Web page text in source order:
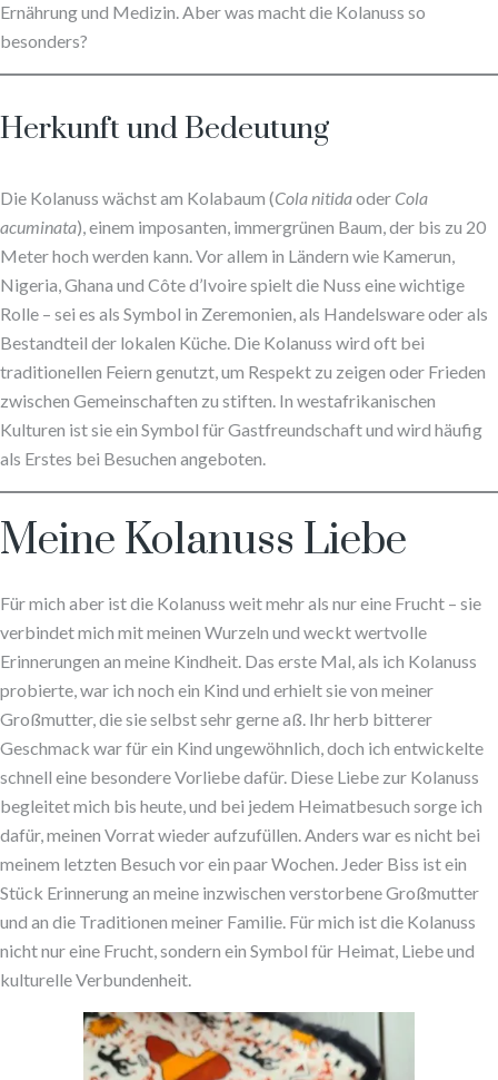
Ernährung und Medizin. Aber was macht die Kolanuss so
besonders?
Herkunft und Bedeutung
Die Kolanuss wächst am Kolabaum (Cola nitidaoder Cola
acuminata), einem imposanten, immergrünen Baum, der bis zu 20
Meter hoch werden kann. Vor allem in Ländern wie Kamerun,
Nigeria, Ghana und Côte d’Ivoire spielt die Nuss eine wichtige
Rolle – sei es als Symbol in Zeremonien, als Handelsware oder als
Bestandteil der lokalen Küche. Die Kolanuss wird oft bei
traditionellen Feiern genutzt, um Respekt zu zeigen oder Frieden
zwischen Gemeinschaften zu stiften. In westafrikanischen
Kulturen ist sie ein Symbol für Gastfreundschaft und wird häufig
als Erstes bei Besuchen angeboten.
Meine Kolanuss Liebe
Für mich aber ist die Kolanuss weit mehr als nur eine Frucht – sie
verbindet mich mit meinen Wurzeln und weckt wertvolle
Erinnerungen an meine Kindheit. Das erste Mal, als ich Kolanuss
probierte, war ich noch ein Kind und erhielt sie von meiner
Großmutter, die sie selbst sehr gerne aß. Ihr herb bitterer
Geschmack war für ein Kind ungewöhnlich, doch ich entwickelte
schnell eine besondere Vorliebe dafür. Diese Liebe zur Kolanuss
begleitet mich bis heute, und bei jedem Heimatbesuch sorge ich
dafür, meinen Vorrat wieder aufzufüllen. Anders war es nicht bei
meinem letzten Besuch vor ein paar Wochen. Jeder Biss ist ein
Stück Erinnerung an meine inzwischen verstorbene Großmutter
und an die Traditionen meiner Familie. Für mich ist die Kolanuss
nicht nur eine Frucht, sondern ein Symbol für Heimat, Liebe und
kulturelle Verbundenheit.